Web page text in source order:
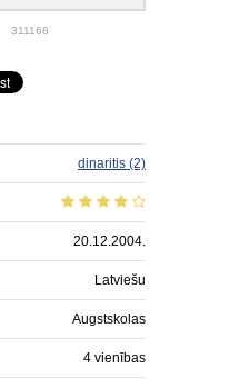
311168
dinaritis (2)
20.12.2004.
Latviešu
Augstskolas
4 vienības